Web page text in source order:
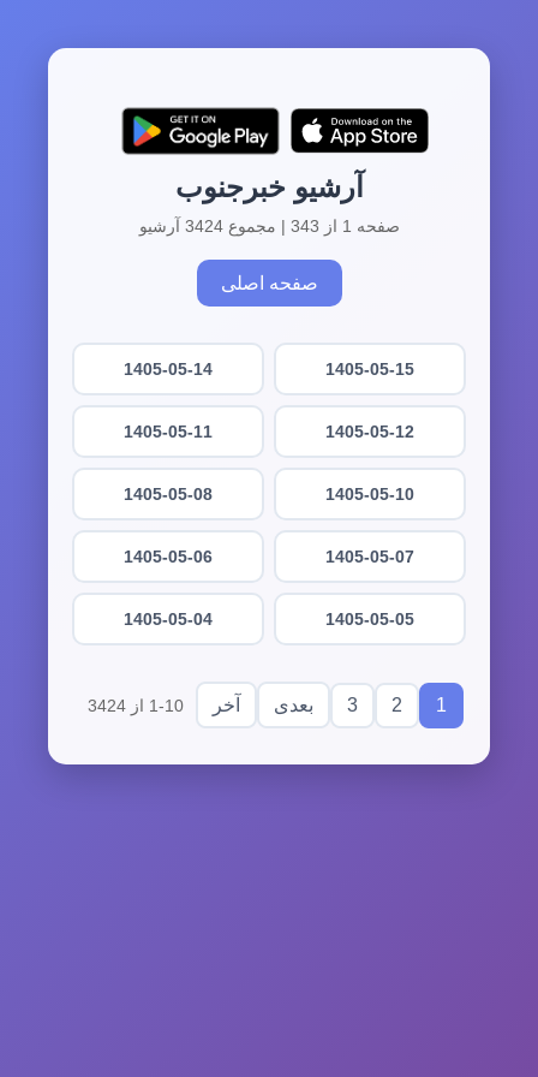
آرشیو خبرجنوب
صفحه 1 از 343 | مجموع 3424 آرشیو
صفحه اصلی
1405-05-15
1405-05-14
1405-05-12
1405-05-11
1405-05-10
1405-05-08
1405-05-07
1405-05-06
1405-05-05
1405-05-04
1
2
3 بعدی آخر 1-10 از 3424